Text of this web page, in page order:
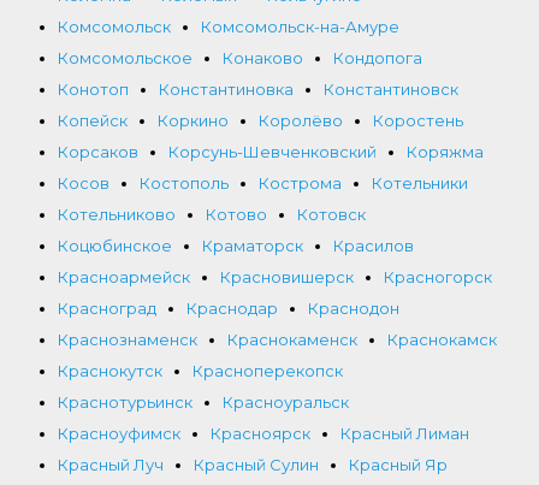
Комсомольск
Комсомольск-на-Амуре
Комсомольское
Конаково
Кондопога
Конотоп
Константиновка
Константиновск
Копейск
Коркино Королёво
Коростень
Корсаков
Корсунь-Шевченковский
Коряжма
Косов
Костополь Кострома
Котельники
Котельниково
Котово
Котовск
Коцюбинское
Краматорск
Красилов
Красноармейск
Красновишерск
Красногорск
Красноград
Краснодар
Краснодон
Краснознаменск
Краснокаменск
Краснокамск
Краснокутск
Красноперекопск
Краснотурьинск
Красноуральск
Красноуфимск
Красноярск
Красный Лиман
Красный Луч
Красный Сулин
Красный Яр